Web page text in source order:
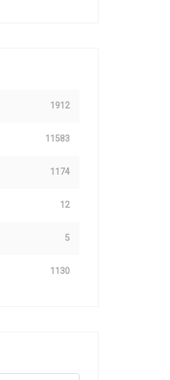
1912
11583
1174
12
5
1130